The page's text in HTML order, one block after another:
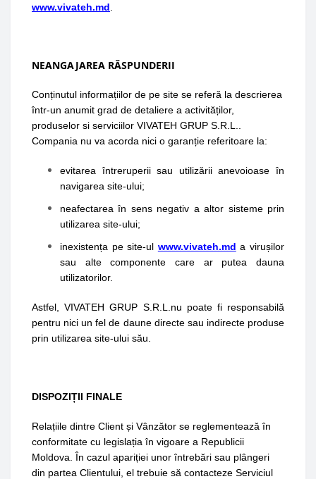
www.vivateh.md
NEANGAJAREA RĂSPUNDERII
Conținutul informațiilor de pe site se referă la descrierea
într-un anumit grad de detaliere a activităților,
produselor si serviciilor VIVATEH GRUP S.R.L..
Compania nu va acorda nici o garanție referitoare la:
evitarea întreruperii sau utilizării anevoioase în
navigarea site-ului;
neafectarea în sens negativ a altor sisteme prin
utilizarea site-ului;
inexistența pe site-ul www.vivateh.md a virușilor
sau alte componente care ar putea dauna
utilizatorilor.
Astfel, VIVATEH GRUP S.R.L.nu poate fi responsabilă
pentru nici un fel de daune directe sau indirecte produse
prin utilizarea site-ului său.
DISPOZIȚII FINALE
Relațiile dintre Client și Vânzător se reglementează în
conformitate cu legislația în vigoare a Republicii
Moldova. În cazul apariției unor întrebări sau plângeri
din partea Clientului, el trebuie să contacteze Serviciul